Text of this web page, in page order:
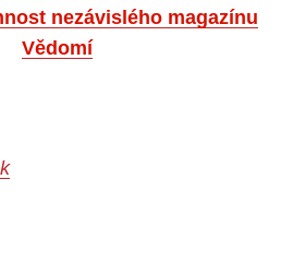
nezávislého magazínu
Vědomí